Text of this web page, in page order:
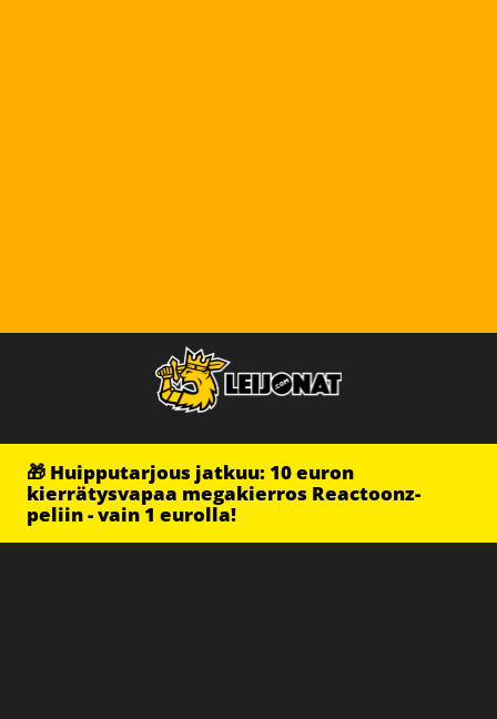
🎁 Huipputarjous jatkuu: 10 euron
kierrätysvapaa megakierros Reactoonz-
peliin - vain 1 eurolla!